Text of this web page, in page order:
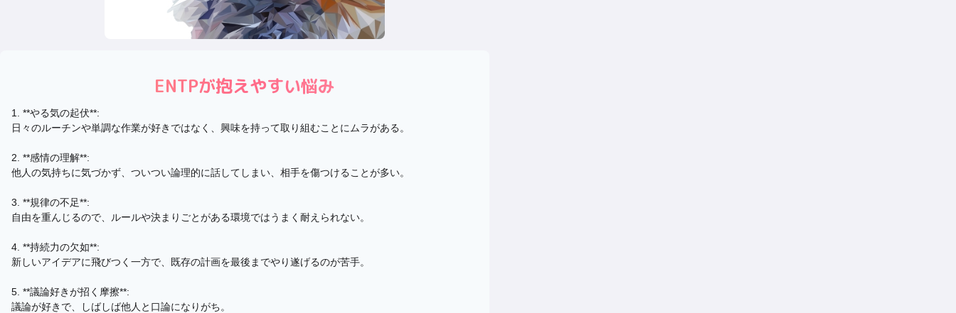
ENTPが抱えやすい悩み
1. **やる気の起伏**:
日々のルーチンや単調な作業が好きではなく、興味を持って取り組むことにムラがある。
2. **感情の理解**:
他人の気持ちに気づかず、ついつい論理的に話してしまい、相手を傷つけることが多い。
3. **規律の不足**:
自由を重んじるので、ルールや決まりごとがある環境ではうまく耐えられない。
4. **持続力の欠如**:
新しいアイデアに飛びつく一方で、既存の計画を最後までやり遂げるのが苦手。
5. **議論好きが招く摩擦**:
議論が好きで、しばしば他人と口論になりがち。